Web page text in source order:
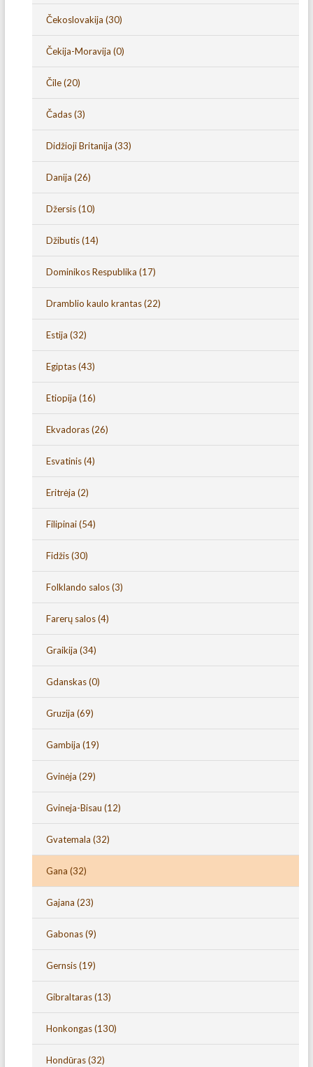
Čekoslovakija (30)
Čekija-Moravija (0)
Čile(20)
Čadas(3)
Didžioji Britanija (33)
Danija (26)
Džersis(10)
Džibutis(14)
Dominikos Respublika (17)
Dramblio kaulo krantas(22)
Estija (32)
Egiptas(43)
Etiopija (16)
Ekvadoras(26)
Esvatinis(4)
Eritrėja (2)
Filipinai(54)
Fidžis(30)
Folklando salos(3)
Farerų salos(4)
Graikija (34)
Gdanskas(0)
Gruzija (69)
Gambija (19)
Gvinėja (29)
Gvineja-Bisau (12)
Gvatemala (32)
Gana (32)
Gajana (23)
Gabonas(9)
Gernsis(19)
Gibraltaras(13)
Honkongas(130)
Hondūras(32)